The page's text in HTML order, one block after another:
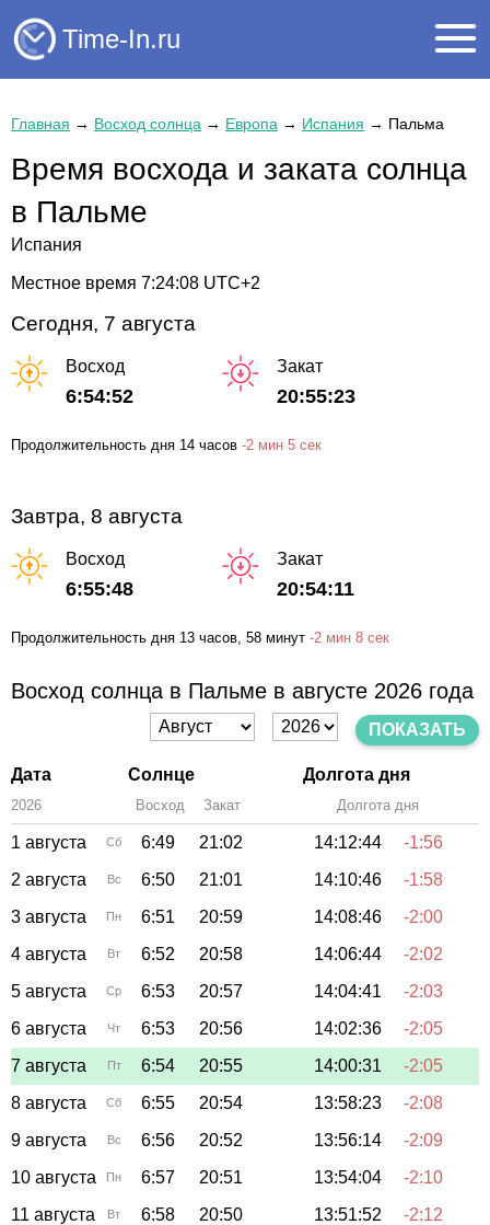
Time-In.ru
Главная → Восход солнца → Европа → Испания → Пальма
Время восхода и заката солнца
в Пальме
Испания
Местное время 7:24:08 UTC+2
Сегодня, 7 августа
Восход
6:54:52
Закат
20:55:23
Продолжительность дня 14 часов -2 мин 5 сек
Завтра, 8 августа
Восход
6:55:48
Закат
20:54:11
Продолжительность дня 13 часов, 58 минут -2 мин 8 сек
Восход солнца в Пальме в августе 2026 года
ПОКАЗАТЬ
Дата Солнце Долгота дня
2026 Восход Закат Долгота дня
1 августа Сб 6:49 21:02 14:12:44
-1:56
2 августа
Вс 6:50 21:01 14:10:46
-1:58
3 августа
Пн 6:51 20:59 14:08:46
-2:00
4 августа
Вт 6:52 20:58 14:06:44
-2:02
5 августа
Ср 6:53 20:57 14:04:41
-2:03
6 августа
Чт 6:53 20:56 14:02:36
-2:05
7 августа
Пт 6:54 20:55 14:00:31
-2:05
8 августа
Сб 6:55 20:54 13:58:23
-2:08
9 августа
Вс 6:56 20:52 13:56:14
-2:09
10 августа
Пн 6:57 20:51 13:54:04
-2:10
11 августа
Вт 6:58 20:50 13:51:52
-2:12